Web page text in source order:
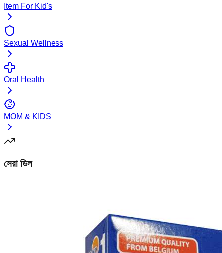
Item For Kid's
Sexual Wellness
Oral Health
MOM & KIDS
সেরা ডিল